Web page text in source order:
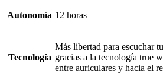
Autonomía 12 horas
Tecnología
Más libertad para escuchar
gracias a la tecnología true
entre auriculares y hacia el